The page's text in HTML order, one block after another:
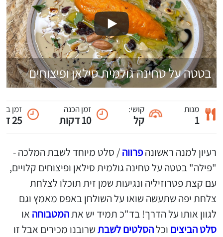
בטטה על טחינה גולמית סילאן ופיצוחים
מנות
1
קושי:
קל
זמן הכנה
10 דקות
זמן
25 דקות
רעיון למנה ראשונהפרווה/ סלט מיוחד לשבת המלכה -
"פילה" בטטה על טחינה גולמית סילאן ופיצוחים קלויים,
עם קצת פטרוזיליה ונגיעות שמן זית תוכלו לצלחת
צלחת יפה שתעשה שואו על השולחן באפס מאמץ וגם
לגוון אותו על הדרך! בד"כ תמיד יש אתהמטבוחה או
סלט הביצים וכלהסלטים לשבתשרובנו מכירים אבל זו